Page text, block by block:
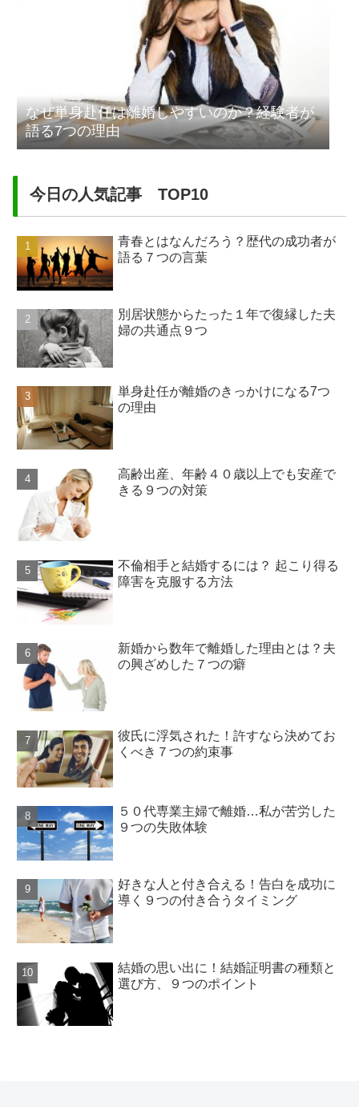
なぜ単身赴任は離婚しやすいのか？経験者が
語る7つの理由
今日の人気記事 TOP10
青春とはなんだろう？歴代の成功者が
語る７つの言葉
別居状態からたった１年で復縁した夫
婦の共通点９つ
単身赴任が離婚のきっかけになる7つ
の理由
高齢出産、年齢４０歳以上でも安産で
きる９つの対策
不倫相手と結婚するには？ 起こり得る
障害を克服する方法
新婚から数年で離婚した理由とは？夫
の興ざめした７つの癖
彼氏に浮気された！許すなら決めてお
くべき７つの約束事
５０代専業主婦で離婚…私が苦労した
９つの失敗体験
好きな人と付き合える！告白を成功に
導く９つの付き合うタイミング
結婚の思い出に！結婚証明書の種類と
選び方、９つのポイント